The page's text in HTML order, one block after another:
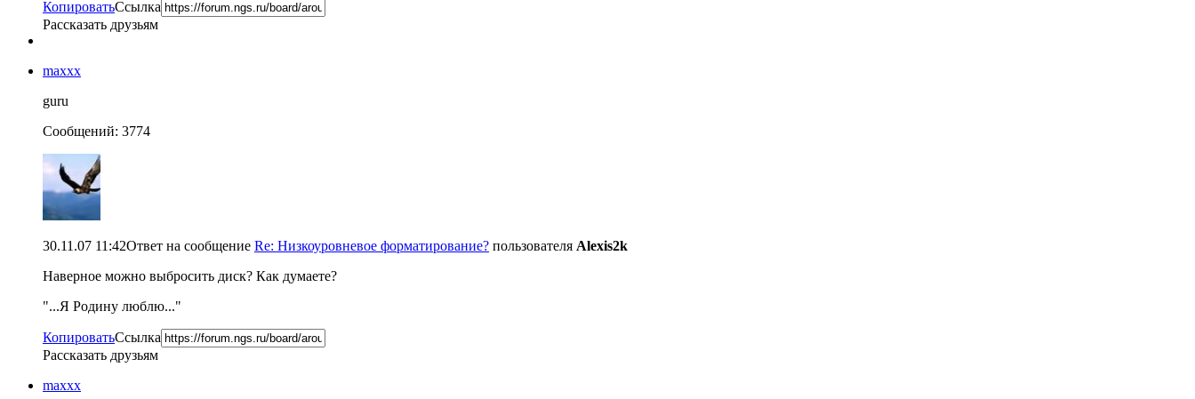
КопироватьСсылка
Рассказать друзьям
maxxx
guru
Сообщений: 3774
30.11.07 11:42Ответ на сообщение Re: Низкоуровневое форматирование? пользователя Alexis2k
Наверное можно выбросить диск? Как думаете?
"...Я Родину люблю..."
КопироватьСсылка
Рассказать друзьям
maxxx